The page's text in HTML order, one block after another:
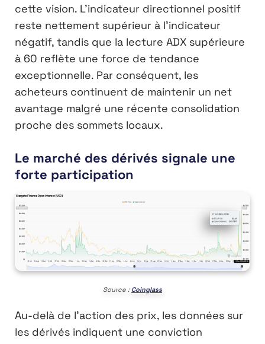
cette vision. L’indicateur directionnel positif
reste nettement supérieur à l’indicateur
négatif, tandis que la lecture ADX supérieure
à 60 reflète une force de tendance
exceptionnelle. Par conséquent, les
acheteurs continuent de maintenir un net
avantage malgré une récente consolidation
proche des sommets locaux.
Le marché des dérivés signale une
forte participation
Source : Coinglass
Au-delà de l’action des prix, les données sur
les dérivés indiquent une conviction